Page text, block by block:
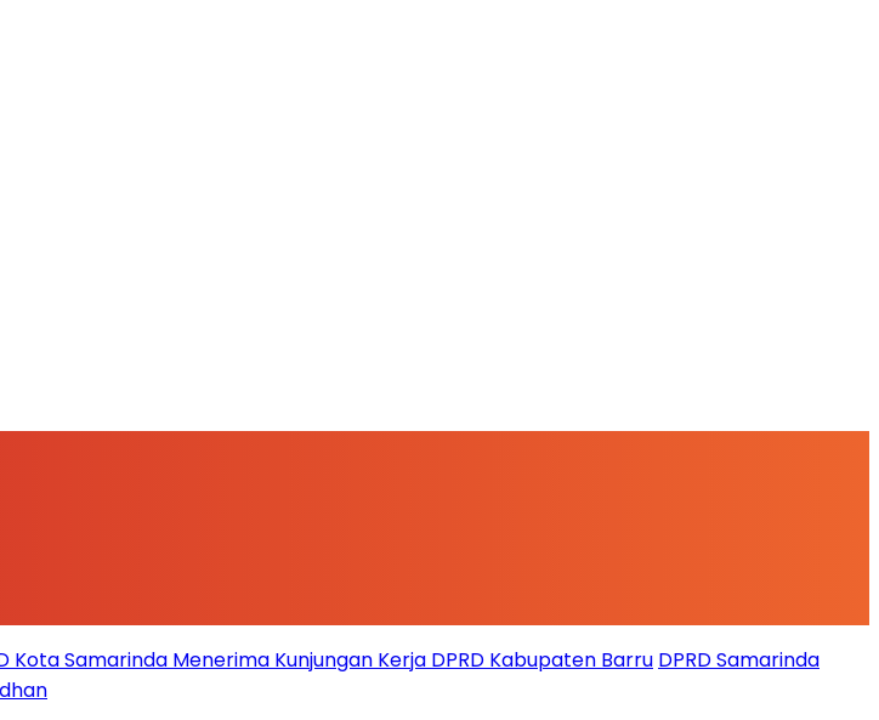
Kota Samarinda Menerima Kunjungan Kerja DPRD Kabupaten Barru DPRD Samarinda